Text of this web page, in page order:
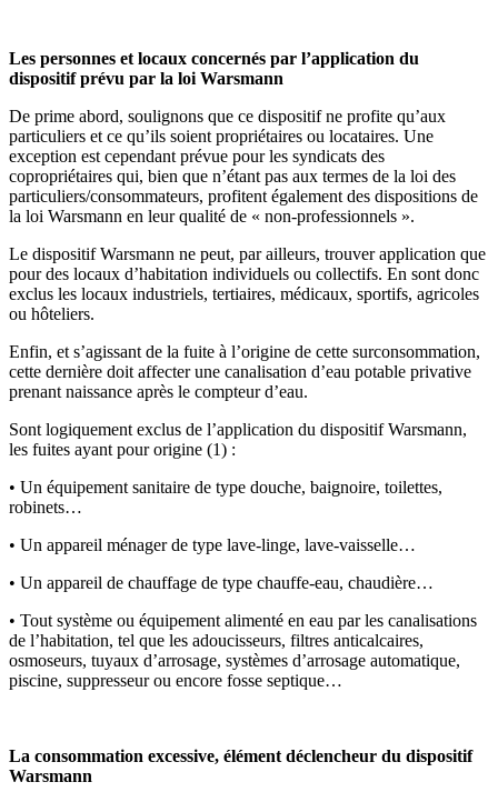
Les personnes et locaux concernés par l’application du
dispositif prévu par la loi Warsmann
De prime abord, soulignons que ce dispositif ne profite qu’aux
particuliers et ce qu’ils soient propriétaires ou locataires. Une
exception est cependant prévue pour les syndicats des
copropriétaires qui, bien que n’étant pas aux termes de la loi des
particuliers/consommateurs, profitent également des dispositions de
la loi Warsmann en leur qualité de « non-professionnels ».
Le dispositif Warsmann ne peut, par ailleurs, trouver application que
pour des locaux d’habitation individuels ou collectifs. En sont donc
exclus les locaux industriels, tertiaires, médicaux, sportifs, agricoles
ou hôteliers.
Enfin, et s’agissant de la fuite à l’origine de cette surconsommation,
cette dernière doit affecter une canalisation d’eau potable privative
prenant naissance après le compteur d’eau.
Sont logiquement exclus de l’application du dispositif Warsmann,
les fuites ayant pour origine (1) :
• Un équipement sanitaire de type douche, baignoire, toilettes,
robinets…
• Un appareil ménager de type lave-linge, lave-vaisselle…
• Un appareil de chauffage de type chauffe-eau, chaudière…
• Tout système ou équipement alimenté en eau par les canalisations
de l’habitation, tel que les adoucisseurs, filtres anticalcaires,
osmoseurs, tuyaux d’arrosage, systèmes d’arrosage automatique,
piscine, suppresseur ou encore fosse septique…
La consommation excessive, élément déclencheur du dispositif
Warsmann